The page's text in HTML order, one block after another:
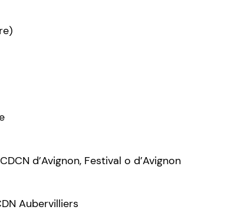
d’Avignon, Festival o d’Avignon
Aubervilliers